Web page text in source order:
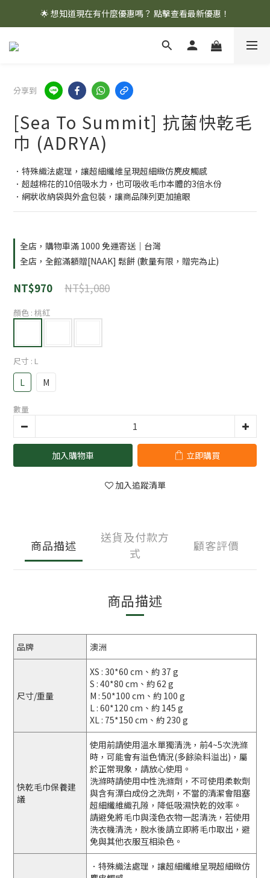
🌟 想知道現在有什麼優惠嗎？ 點擊查看最新優惠！
🌟 想知道現在有什麼優惠嗎？ 點擊查看最新優惠！
全館消費滿 $1,000 即享免運優惠
分享到
[Sea To Summit] 抗菌快乾毛
巾 (ADRYA)
．特殊織法處理，讓超細纖維呈現超細緻仿麂皮觸感
．超越棉花的10倍吸水力，也可吸收毛巾本體的3倍水份
．網狀收納袋與外盒包裝，讓商品陳列更加搶眼
全店，購物車滿 1000 免運寄送｜台灣
全店，全館滿額贈[NAAK] 鬆餅 (數量有限，贈完為止)
NT$1,080
NT$970
顏色 : 桃紅
尺寸 : L
L M
數量
加入購物車 立即購買
加入追蹤清單
商品描述
送貨及付款方
式
顧客評價
商品描述
品牌 澳洲
尺寸/重量
XS : 30*60 cm、約 37 g
S : 40*80 cm、約 62 g
M : 50*100 cm、約 100 g
L : 60*120 cm、約 145 g
XL : 75*150 cm、約 230 g
快乾毛巾保養建
議
使用前請使用溫水單獨清洗，前4~5次洗滌
時，可能會有溢色情況(多餘染料溢出)，屬
於正常現象，請放心使用。
洗滌時請使用中性洗滌劑，不可使用柔軟劑
與含有漂白成份之洗劑，不當的清潔會阻塞
超細纖維織孔隙，降低吸濕快乾的效率。
請避免將毛巾與淺色衣物一起清洗，若使用
洗衣機清洗，脫水後請立即將毛巾取出，避
免與其他衣服互相染色。
．特殊織法處理，讓超細纖維呈現超細緻仿